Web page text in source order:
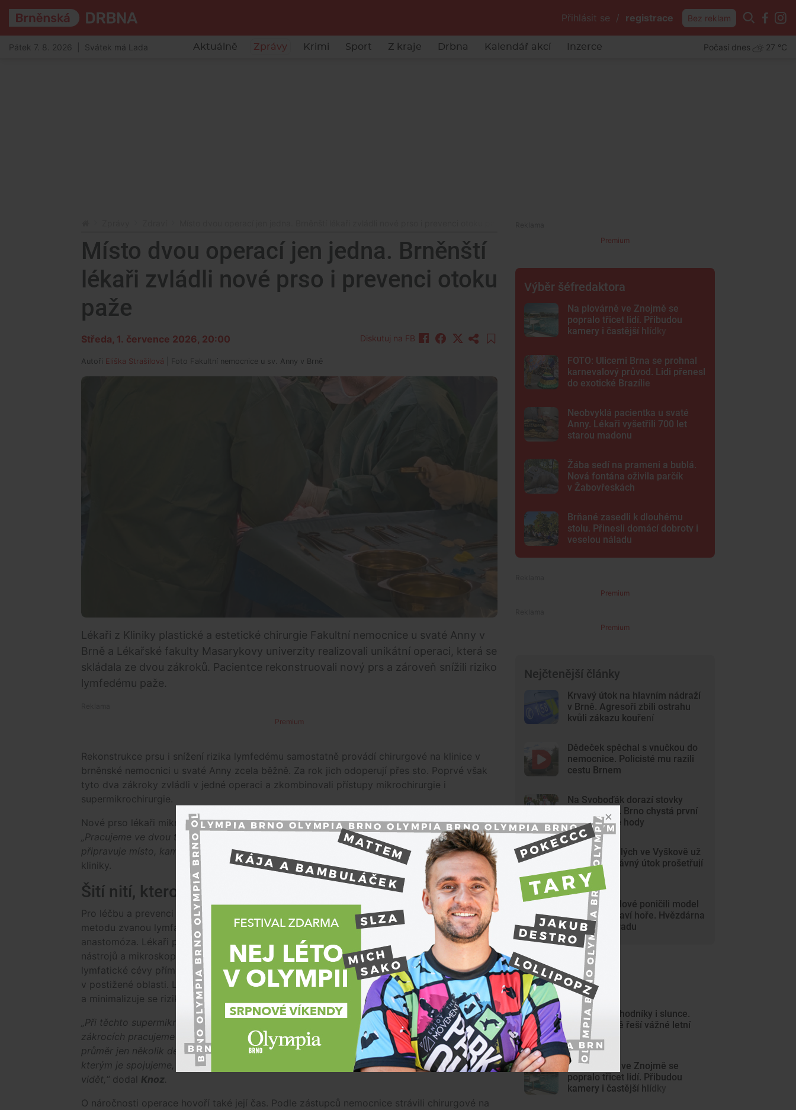
Přihlásit se / registrace Bez reklam
Pátek 7. 8. 2026 | Svátek má Lada Aktuálně Zprávy Krimi Sport Z kraje Drbna Kalendář akcí Inzerce Počasí dnes 27 °C
Místo dvou operací jen jedna. Brněnští
lékaři zvládli nové prso i prevenci otoku
paže
Středa, 1. července 2026, 20:00 Diskutuj na FB
Autoři Eliška Strašilová | Foto Fakultní nemocnice u sv. Anny v Brně
Lékaři z Kliniky plastické a estetické chirurgie Fakultní nemocnice u svaté Anny v
Brně a Lékařské fakulty Masarykovy univerzity realizovali unikátní operaci, která se
skládala ze dvou zákroků. Pacientce rekonstruovali nový prs a zároveň snížili riziko
lymfedému paže.
Premium
Rekonstrukce prsu i snížení rizika lymfedému samostatně provádí chirurgové na klinice v
brněnské nemocnici u svaté Anny zcela běžně. Za rok jich odoperují přes sto. Poprvé však
tyto dva zákroky zvládli v jedné operaci a zkombinovali přístupy mikrochirurgie i
supermikrochirurgie.
Nové prso lékaři mikrochirurgicky rekonstruují pomocí odběru tkáně z podbřišku pacientky.
„Pracujeme ve dvou týmech, při rekonstrukci prsu jeden odebírá tkáň z břicha, druhý
připravuje místo, kam se bude tkáň umísťovat,“
Martin Knoz, zástupce přednosty
kliniky.
Pacientkám s onkologickým
onemocněním prsu lékaři při léčbě
odstraňují prs a podpažní uzliny, aby se
přes ně rakovina nešířila lymfatickým
systémem. Tím se naruší odtok lymfy
(mízy) z paže a mohou vzniknout
komplikace. Ve tkáních se hromadí látky,
které k sobě poutají vodu, čímž vzniká
extrémně bolestivý otok a hrozí ztráta
hybnosti ruky.
Šití nití, kterou oko nevidí
Pro léčbu a prevenci otoků lékaři používají
metodu zvanou lymfatikovenózní
anastomóza. Lékaři pomocí speciálních
nástrojů a mikroskopů napojí jemné
lymfatické cévy přímo na malé žilky přímo
v postižené oblasti. Lymfa tak může odtékat
a minimalizuje se riziko tvorby otoků.
„Při těchto supermikrochirurgických
zákrocích pracujeme s cévami, které mají
průměr jen několik desetin milimetru. Vlákno,
kterým je spojujeme, není pouhým okem ani
vidět,“ dodal Knoz.
O náročnosti operace hovoří také její čas. Podle zástupců nemocnice strávili chirurgové na
Premium
Výběr šéfredaktora
Na plovárně ve Znojmě se
popralo třicet lidí. Přibudou
kamery i častější hlídky
FOTO: Ulicemi Brna se prohnal
karnevalový průvod. Lidi přenesl
do exotické Brazílie
Neobvyklá pacientka u svaté
Anny. Lékaři vyšetřili 700 let
starou madonu
Žába sedí na prameni a bublá.
Nová fontána oživila parčík
v Žabovřeskách
Brňané zasedli k dlouhému
stolu. Přinesli domácí dobroty i
veselou náladu
Premium
Premium
Nejčtenější články
Krvavý útok na hlavním nádraží
v Brně. Agresoři zbili ostrahu
kvůli zákazu kouření
Dědeček spěchal s vnučkou do
nemocnice. Policisté mu razili
cestu Brnem
Na Svoboďák dorazí stovky
krojovaných. Brno chystá první
celoměstské hody
Gang nezletilých ve Vyškově už
dořádil. Nedávný útok prošetřují
kriminalisté
Mladí vandalové poničili model
Marsu na Kraví hoře. Hvězdárna
zařídila náhradu
Nejnovější články
Rozpálené chodníky i slunce.
Lékaři v Brně řeší vážné letní
popáleniny
Na plovárně ve Znojmě se
popralo třicet lidí. Přibudou
kamery i častější hlídky